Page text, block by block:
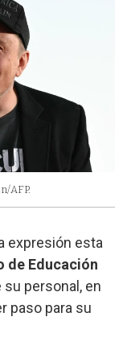
AFP.
expresión esta
de Educación
personal, en
paso para su